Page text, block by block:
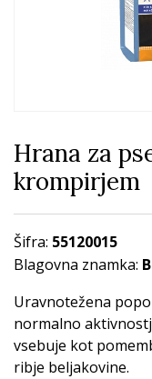
Hrana za
krompirjem
Šifra: 55120015
Blagovna znamka:
Uravnotežena
normalno
vsebuje kot
ribje beljakovine.